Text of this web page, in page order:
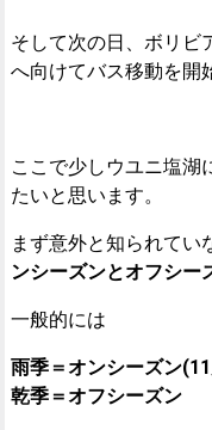
そして次の日、ボリビ
へ向けてバス移動を開
ここで少しウユニ塩湖
たいと思います。
まず意外と知られてい
ンシーズンとオフシー
一般的には
雨季＝オンシーズン
乾季＝オフシーズン